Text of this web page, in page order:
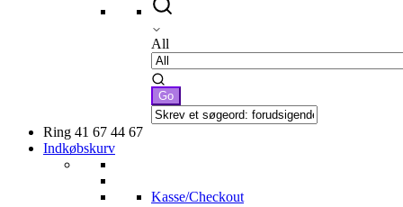
All
Ring 41 67 44 67
Indkøbskurv
Kasse/Checkout